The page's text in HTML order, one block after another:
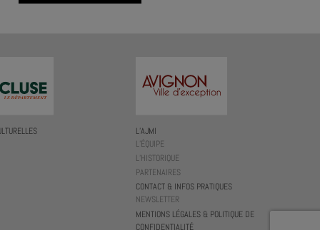
L’AJMI
L’ÉQUIPE
L’HISTORIQUE
PARTENAIRES
CONTACT & INFOS PRATIQUES
NEWSLETTER
MENTIONS LÉGALES & POLITIQUE DE
CONFIDENTIALITÉ